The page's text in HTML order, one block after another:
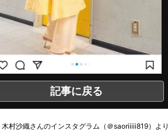
記事に戻る
木村沙織さんのインスタグラム（＠saoriiiii819）より